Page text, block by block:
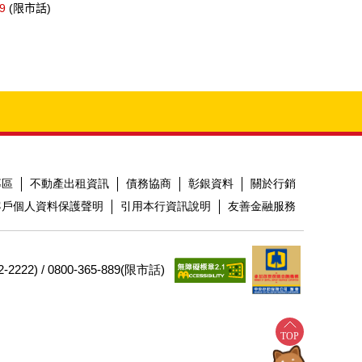
(限市話)
不動產出租資訊 債務協商 彰銀資料
關於行銷
個人資料保護聲明 引用本行資訊說明 友善金融服務
2222) / 0800-365-889(限市話)